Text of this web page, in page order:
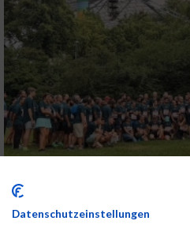
Datenschutzeinstellungen